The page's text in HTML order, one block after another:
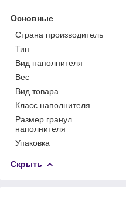
Основные
Страна производитель
Тип
Вид наполнителя
Вес
Вид товара
Класс наполнителя
Размер гранул
наполнителя
Упаковка
Скрыть